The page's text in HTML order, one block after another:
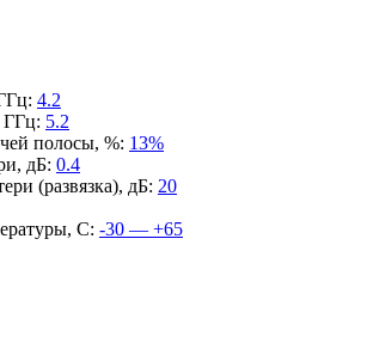
: 4.2
ГГц: 5.2
полосы, %: 13%
дБ: 0.4
(развязка), дБ: 20
С: -30 — +65